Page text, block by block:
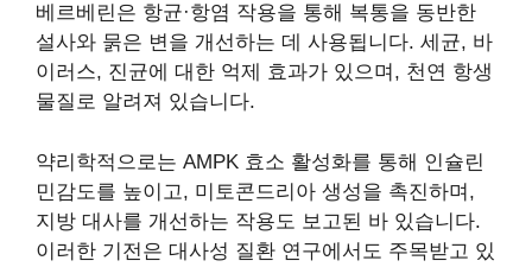
베르베린은 항균·항염 작용을 통해 복통을 동반한
설사와 묽은 변을 개선하는 데 사용됩니다. 세균, 바
이러스, 진균에 대한 억제 효과가 있으며, 천연 항생
물질로 알려져 있습니다.
약리학적으로는 AMPK 효소 활성화를 통해 인슐린
민감도를 높이고, 미토콘드리아 생성을 촉진하며,
지방 대사를 개선하는 작용도 보고된 바 있습니다.
이러한 기전은 대사성 질환 연구에서도 주목받고 있